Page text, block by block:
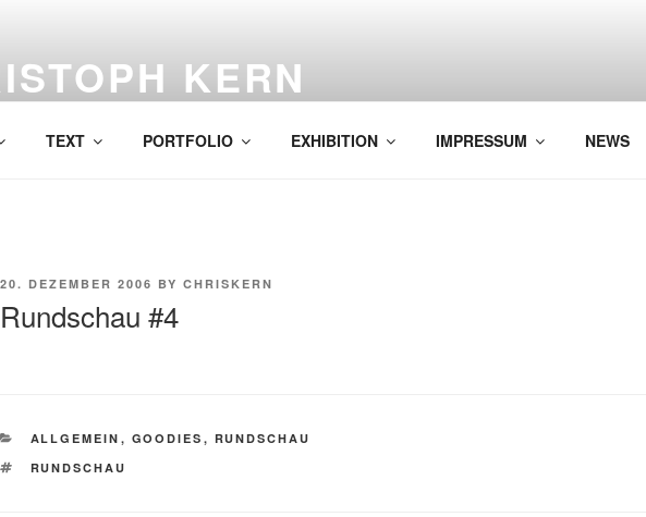
KERN
TEXT PORTFOLIO EXHIBITION IMPRESSUM NEWS
POSTED
20. DEZEMBER 2006 BY CHRISKERN
Rundschau #4
CATEGORIES
ALLGEMEIN , GOODIES , RUNDSCHAU
TAGS
RUNDSCHAU